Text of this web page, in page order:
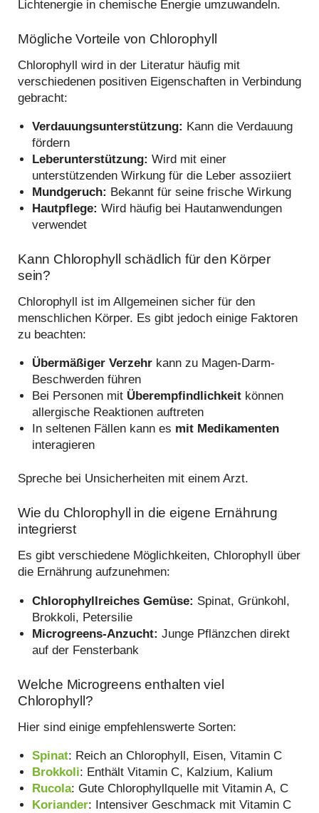
Lichtenergie in chemische Energie umzuwandeln.
Mögliche Vorteile von Chlorophyll
Chlorophyll wird in der Literatur häufig mit
verschiedenen positiven Eigenschaften in Verbindung
gebracht:
Verdauungsunterstützung: Kann die Verdauung
fördern
Leberunterstützung: Wird mit einer
unterstützenden Wirkung für die Leber assoziiert
Mundgeruch: Bekannt für seine frische Wirkung
Hautpflege: Wird häufig bei Hautanwendungen
verwendet
Kann Chlorophyll schädlich für den Körper
sein?
Chlorophyll ist im Allgemeinen sicher für den
menschlichen Körper. Es gibt jedoch einige Faktoren
zu beachten:
Übermäßiger Verzehr kann zu Magen-Darm-
Beschwerden führen
Bei Personen mit Überempfindlichkeit können
allergische Reaktionen auftreten
In seltenen Fällen kann es mit Medikamenten
interagieren
Spreche bei Unsicherheiten mit einem Arzt.
Wie du Chlorophyll in die eigene Ernährung
integrierst
Es gibt verschiedene Möglichkeiten, Chlorophyll über
die Ernährung aufzunehmen:
Chlorophyllreiches Gemüse: Spinat, Grünkohl,
Brokkoli, Petersilie
Microgreens-Anzucht: Junge Pflänzchen direkt
auf der Fensterbank
Welche Microgreens enthalten viel
Chlorophyll?
Hier sind einige empfehlenswerte Sorten:
Spinat: Reich an Chlorophyll, Eisen, Vitamin C
Brokkoli: Enthält Vitamin C, Kalzium, Kalium
Rucola: Gute Chlorophyllquelle mit Vitamin A, C
Koriander: Intensiver Geschmack mit Vitamin C